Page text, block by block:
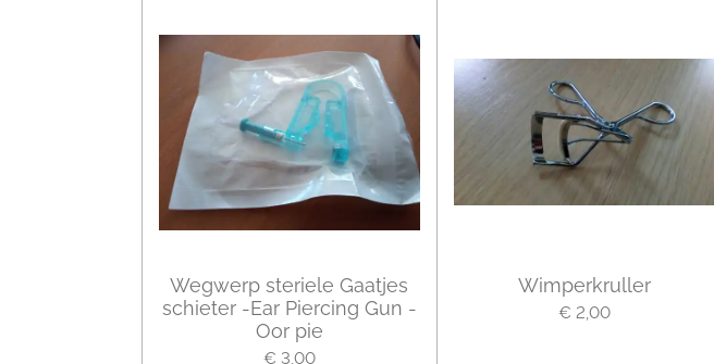
Wegwerp steriele Gaatjes
schieter -Ear Piercing Gun -
Oor pie
€ 3,00
Wimperkruller
€ 2,00